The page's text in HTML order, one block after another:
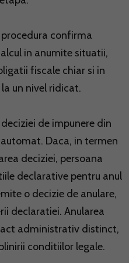
confirma
in anumite situatii,
fiscale chiar si in
un nivel ridicat.
de impunere din
Daca, in termen
deciziei, persoana
declarative pentru anul
o decizie de anulare,
declaratiei. Anularea
administrativ distinct,
conditiilor legale.